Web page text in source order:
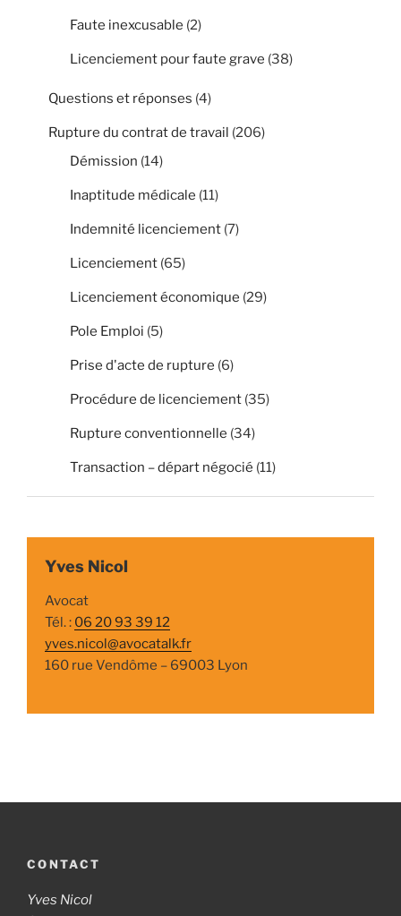
Faute inexcusable (2)
Licenciement pour faute grave (38)
Questions et réponses (4)
Rupture du contrat de travail (206)
Démission (14)
Inaptitude médicale (11)
Indemnité licenciement (7)
Licenciement (65)
Licenciement économique (29)
Pole Emploi (5)
Prise d'acte de rupture (6)
Procédure de licenciement (35)
Rupture conventionnelle (34)
Transaction – départ négocié (11)
Yves Nicol
Avocat
Tél. : 06 20 93 39 12
yves.nicol@avocatalk.fr
160 rue Vendôme – 69003 Lyon
CONTACT
Yves Nicol